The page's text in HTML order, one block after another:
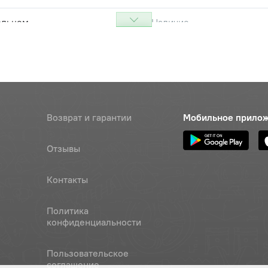
Наличие
Обратитесь к
консультанту
1.3.Ц9хр ГОСТ19853-74
Возврат и гарантии
Отзывы
Контакты
Политика
конфиденциальности
Пользовательское
соглашение
Мобильное